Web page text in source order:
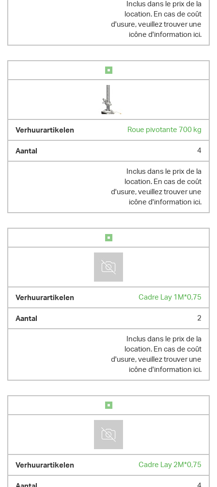
Inclus dans le prix de la
location. En cas de coût
d'usure, veuillez trouver une
icône d'information ici.
Roue pivotante 700 kg
4
Inclus dans le prix de la
location. En cas de coût
d'usure, veuillez trouver une
icône d'information ici.
Cadre Lay 1M*0,75
2
Inclus dans le prix de la
location. En cas de coût
d'usure, veuillez trouver une
icône d'information ici.
Cadre Lay 2M*0,75